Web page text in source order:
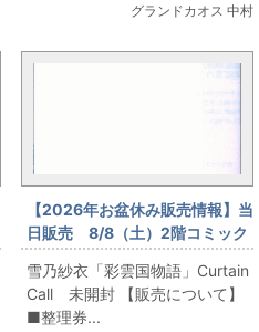
グランドカオス 中村
【2026年お盆休み販売情報】当
日販売 8/8（土）2階コミック
フロア 雪乃紗衣「彩雲国物
語」Curtain Call 未開封
雪乃紗衣「彩雲国物語」Curtain
Call 未開封 【販売について】
■整理券...